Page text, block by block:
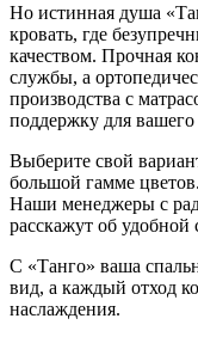
Но истинная душа
кровать, где
качеством. Прочная
службы, а
производства с
поддержку для
Выберите свой
большой гамме цветов.
Наши менеджеры с
расскажут об удобной
С «Танго» ваша
вид, а каждый отход
наслаждения.